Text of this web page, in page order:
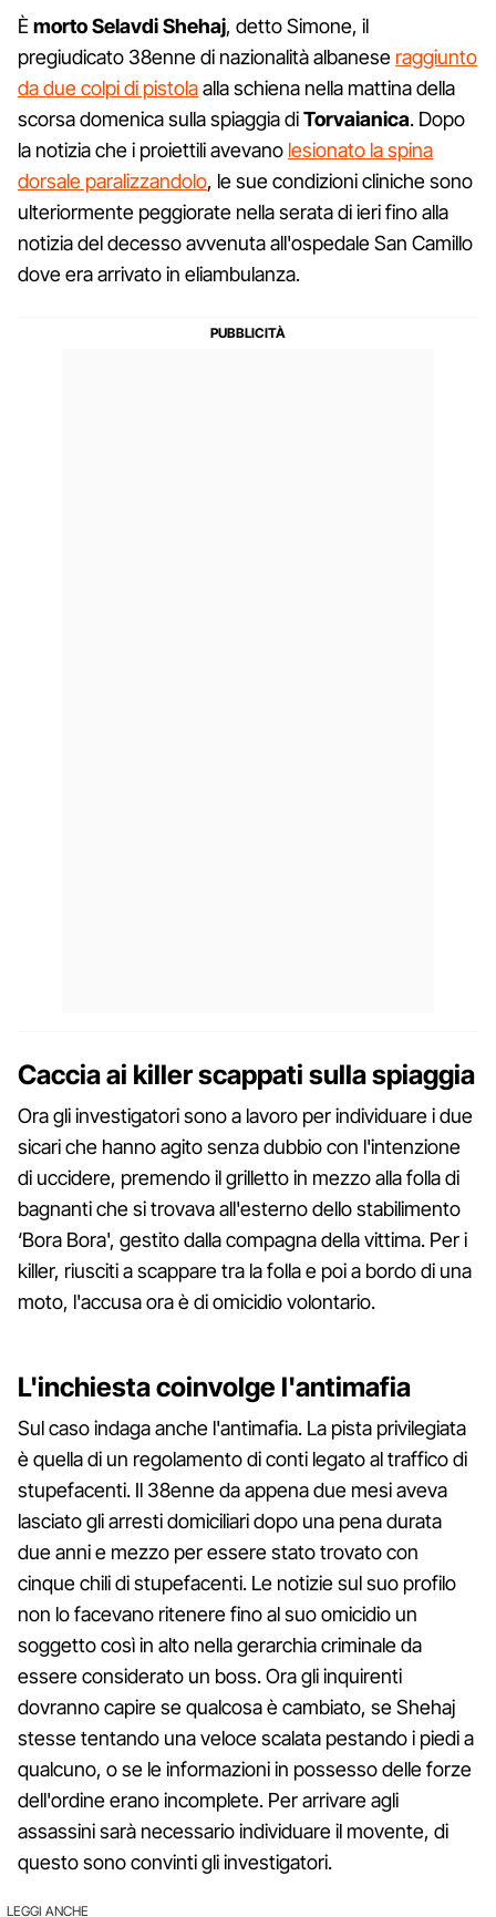
È morto Selavdi Shehaj, detto Simone, il
pregiudicato 38enne di nazionalità albanese raggiunto
da due colpi di pistolaalla schiena nella mattina della
scorsa domenica sulla spiaggia diTorvaianica. Dopo
la notizia che i proiettili avevano lesionato la spina
dorsale paralizzandolo, le sue condizioni cliniche sono
ulteriormente peggiorate nella serata di ieri fino alla
notizia del decesso avvenuta all'ospedale San Camillo
dove era arrivato in eliambulanza.
Caccia ai killer scappati sulla spiaggia
Ora gli investigatori sono a lavoro per individuare i due
sicari che hanno agito senza dubbio con l'intenzione
di uccidere, premendo il grilletto in mezzo alla folla di
bagnanti che si trovava all'esterno dello stabilimento
‘Bora Bora', gestito dalla compagna della vittima. Per i
killer, riusciti a scappare tra la folla e poi a bordo di una
moto, l'accusa ora è di omicidio volontario.
L'inchiesta coinvolge l'antimafia
Sul caso indaga anche l'antimafia. La pista privilegiata
è quella di un regolamento di conti legato al traffico di
stupefacenti. Il 38enne da appena due mesi aveva
lasciato gli arresti domiciliari dopo una pena durata
due anni e mezzo per essere stato trovato con
cinque chili di stupefacenti. Le notizie sul suo profilo
non lo facevano ritenere fino al suo omicidio un
soggetto così in alto nella gerarchia criminale da
essere considerato un boss. Ora gli inquirenti
dovranno capire se qualcosa è cambiato, se Shehaj
stesse tentando una veloce scalata pestando i piedi a
qualcuno, o se le informazioni in possesso delle forze
dell'ordine erano incomplete. Per arrivare agli
assassini sarà necessario individuare il movente, di
questo sono convinti gli investigatori.
LEGGI ANCHE